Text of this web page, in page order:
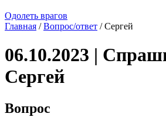
Одолеть врагов
Главная /Вопрос/ответ / Сергей
06.10.2023 |
Сергей
Вопрос